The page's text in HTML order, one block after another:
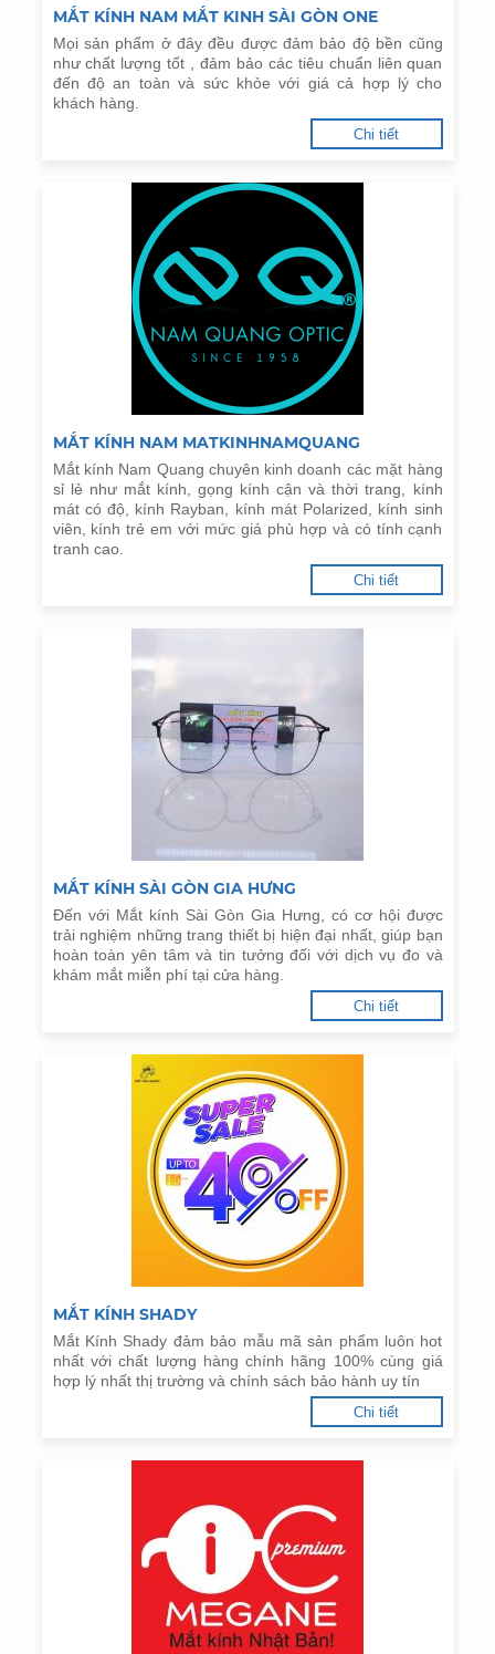
MẮT KÍNH NAM MẮT KINH SÀI GÒN ONE
Mọi sản phẩm ở đây đều được đảm bảo độ bền cũng
như chất lượng tốt , đảm bảo các tiêu chuẩn liên quan
đến độ an toàn và sức khỏe với giá cả hợp lý cho
khách hàng.
Chi tiết
MẮT KÍNH NAM MATKINHNAMQUANG
Mắt kính Nam Quang chuyên kinh doanh các mặt hàng
sỉ lẻ như mắt kính, gọng kính cận và thời trang, kính
mát có độ, kính Rayban, kính mát Polarized, kính sinh
viên, kính trẻ em với mức giá phù hợp và có tính cạnh
tranh cao.
Chi tiết
MẮT KÍNH SÀI GÒN GIA HƯNG
Đến với Mắt kính Sài Gòn Gia Hưng, có cơ hội được
trải nghiệm những trang thiết bị hiện đại nhất, giúp bạn
hoàn toàn yên tâm và tin tưởng đối với dịch vụ đo và
khám mắt miễn phí tại cửa hàng.
Chi tiết
MẮT KÍNH SHADY
Mắt Kính Shady đảm bảo mẫu mã sản phẩm luôn hot
nhất với chất lượng hàng chính hãng 100% cùng giá
hợp lý nhất thị trường và chính sách bảo hành uy tín
Chi tiết